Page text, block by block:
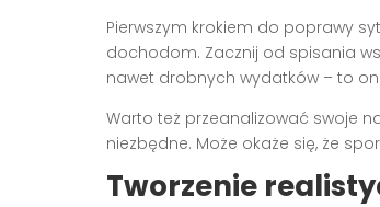
Pierwszym krokiem do poprawy
dochodom. Zacznij od spisania
nawet drobnych wydatków – to
Warto też przeanalizować swoje
niezbędne. Może okaże się, że
Tworzenie